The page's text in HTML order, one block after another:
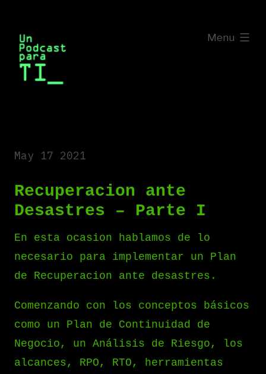
contenido
Menu
expanded
Recuperacion ante
Desastres – Parte I
May 17 2021
En esta ocasion hablamos de lo
necesario para implementar un Plan
de Recuperacion ante desastres.
Comenzando con los conceptos básicos
como un Plan de Continuidad de
Negocio, un Análisis de Riesgo, los
alcances, RPO, RTO, herramientas